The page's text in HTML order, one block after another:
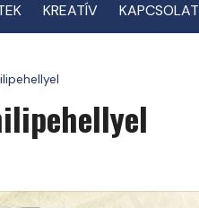
KREATÍV KAPCSOLAT